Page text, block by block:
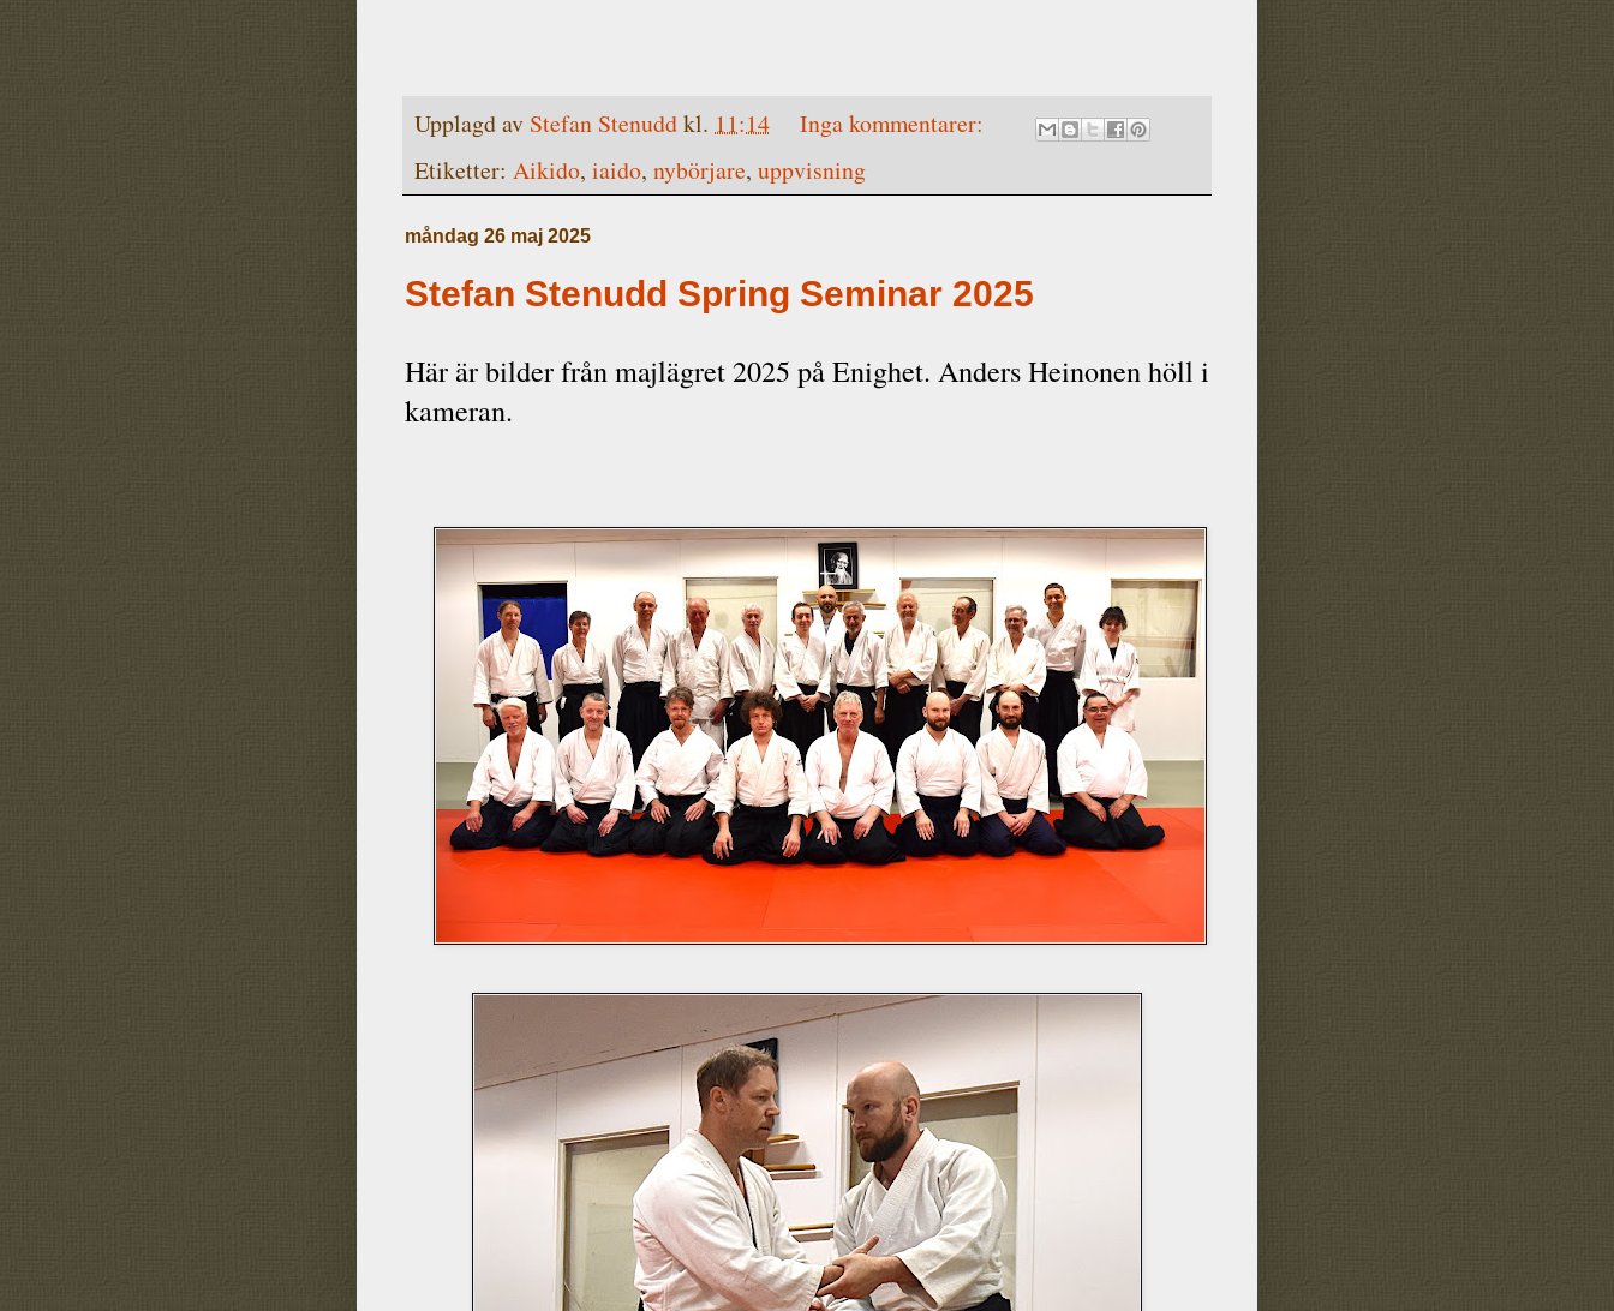
Upplagd av Stefan Stenuddkl. 11:14
Inga kommentarer:
Etiketter: Aikido, iaido, nybörjare, uppvisning
måndag 26 maj 2025
Stefan Stenudd Spring Seminar 2025
Här är bilder från majlägret 2025 på Enighet. Anders Heinonen höll i
kameran.